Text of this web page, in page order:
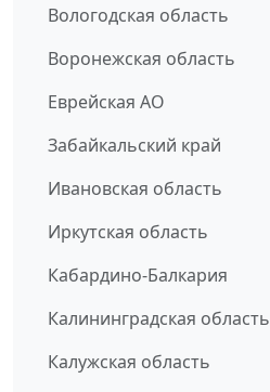
Вологодская область
Воронежская область
Еврейская АО
Забайкальский край
Ивановская область
Иркутская область
Кабардино-Балкария
Калининградская область
Калужская область